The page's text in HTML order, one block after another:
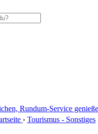
Rundum-Service
› Tourismus - Sonstiges